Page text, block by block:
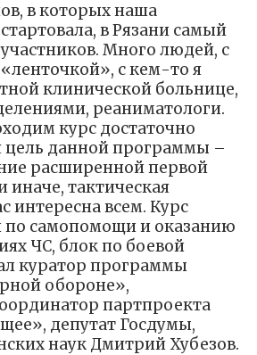
в которых наша
в Рязани самый
Много людей, с
с кем-то я
клинической больнице,
реаниматологи.
курс достаточно
цель данной программы –
расширенной первой
тактическая
интересна всем. Курс
по самопомощи и оказанию
ЧС, блок по боевой
куратор программы
обороне»,
партпроекта
депутат Госдумы,
наук Дмитрий Хубезов.